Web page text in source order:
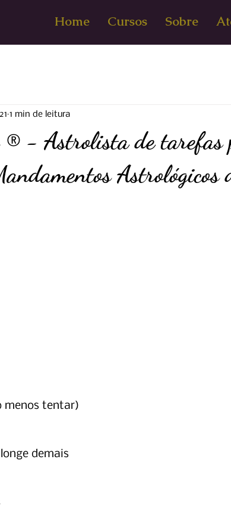
Home Cursos Sobre
- Astrolista de tarefas
Astrológicos
1 min de leitura
menos tentar)
demais